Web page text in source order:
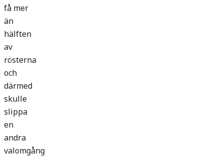
få mer
än
hälften
av
rösterna
och
därmed
skulle
slippa
en
andra
valomgång